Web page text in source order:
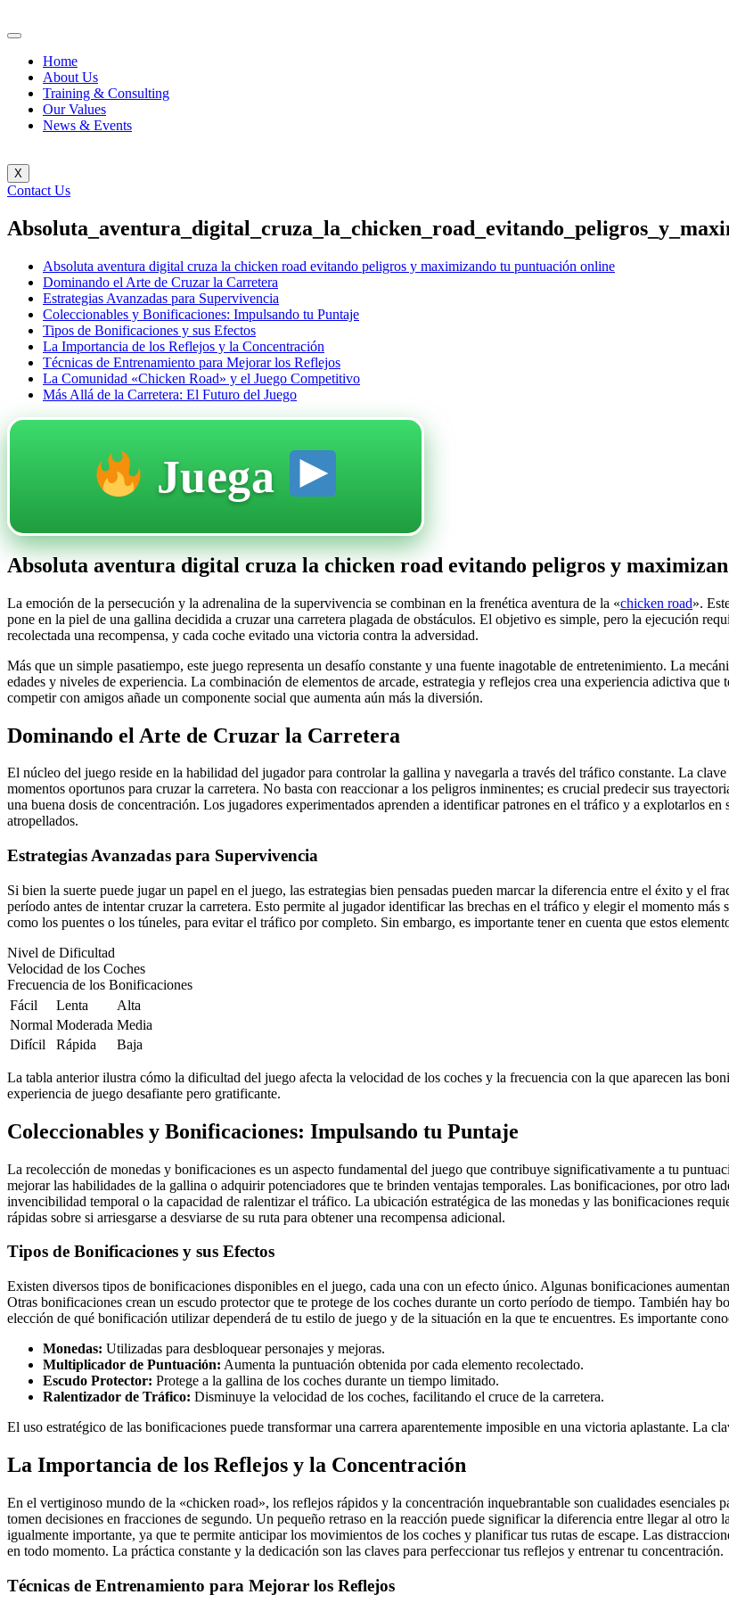
Home
About Us
Training & Consulting
Our Values
News & Events
X
Contact Us
Absoluta aventura digital cruza la chicken road evitando peligros y maximizando tu puntuación online
Dominando el Arte de Cruzar la Carretera
Estrategias Avanzadas para Supervivencia
Coleccionables y Bonificaciones: Impulsando tu Puntaje
Tipos de Bonificaciones y sus Efectos
La Importancia de los Reflejos y la Concentración
Técnicas de Entrenamiento para Mejorar los Reflejos
La Comunidad «Chicken Road» y el Juego Competitivo
Más Allá de la Carretera: El Futuro del Juego
Juega
Absoluta aventura digital cruza la chicken road evitando peligros y
La emoción de la persecución y la adrenalina de la supervivencia se combinan en la frenética aventura de la «chicken road».
pone en la piel de una gallina decidida a cruzar una carretera plagada de obstáculos. El objetivo es simple, pero la ejecución
recolectada una recompensa, y cada coche evitado una victoria contra la adversidad.
Más que un simple pasatiempo, este juego representa un desafío constante y una fuente inagotable de entretenimiento. La
edades y niveles de experiencia. La combinación de elementos de arcade, estrategia y reflejos crea una experiencia adictiva
competir con amigos añade un componente social que aumenta aún más la diversión.
Dominando el Arte de Cruzar la Carretera
El núcleo del juego reside en la habilidad del jugador para controlar la gallina y navegarla a través del tráfico constante. La
momentos oportunos para cruzar la carretera. No basta con reaccionar a los peligros inminentes; es crucial predecir sus
una buena dosis de concentración. Los jugadores experimentados aprenden a identificar patrones en el tráfico y a explotarlos
atropellados.
Estrategias Avanzadas para Supervivencia
Si bien la suerte puede jugar un papel en el juego, las estrategias bien pensadas pueden marcar la diferencia entre el éxito y el
período antes de intentar cruzar la carretera. Esto permite al jugador identificar las brechas en el tráfico y elegir el momento
como los puentes o los túneles, para evitar el tráfico por completo. Sin embargo, es importante tener en cuenta que estos
Nivel de Dificultad
Velocidad de los Coches
Frecuencia de los Bonificaciones
Fácil
Lenta
Alta
Normal Moderada Media
Difícil
Rápida Baja
La tabla anterior ilustra cómo la dificultad del juego afecta la velocidad de los coches y la frecuencia con la que aparecen las
experiencia de juego desafiante pero gratificante.
Coleccionables y Bonificaciones: Impulsando tu Puntaje
La recolección de monedas y bonificaciones es un aspecto fundamental del juego que contribuye significativamente a tu
mejorar las habilidades de la gallina o adquirir potenciadores que te brinden ventajas temporales. Las bonificaciones, por otro
invencibilidad temporal o la capacidad de ralentizar el tráfico. La ubicación estratégica de las monedas y las bonificaciones
rápidas sobre si arriesgarse a desviarse de su ruta para obtener una recompensa adicional.
Tipos de Bonificaciones y sus Efectos
Existen diversos tipos de bonificaciones disponibles en el juego, cada una con un efecto único. Algunas bonificaciones
Otras bonificaciones crean un escudo protector que te protege de los coches durante un corto período de tiempo. También hay
elección de qué bonificación utilizar dependerá de tu estilo de juego y de la situación en la que te encuentres. Es importante
Monedas: Utilizadas para desbloquear personajes y mejoras.
Multiplicador de Puntuación: Aumenta la puntuación obtenida por cada elemento recolectado.
Escudo Protector: Protege a la gallina de los coches durante un tiempo limitado.
Ralentizador de Tráfico: Disminuye la velocidad de los coches, facilitando el cruce de la carretera.
El uso estratégico de las bonificaciones puede transformar una carrera aparentemente imposible en una victoria aplastante. La
La Importancia de los Reflejos y la Concentración
En el vertiginoso mundo de la «chicken road», los reflejos rápidos y la concentración inquebrantable son cualidades esenciales
tomen decisiones en fracciones de segundo. Un pequeño retraso en la reacción puede significar la diferencia entre llegar al
igualmente importante, ya que te permite anticipar los movimientos de los coches y planificar tus rutas de escape. Las
en todo momento. La práctica constante y la dedicación son las claves para perfeccionar tus reflejos y entrenar tu concentración.
Técnicas de Entrenamiento para Mejorar los Reflejos